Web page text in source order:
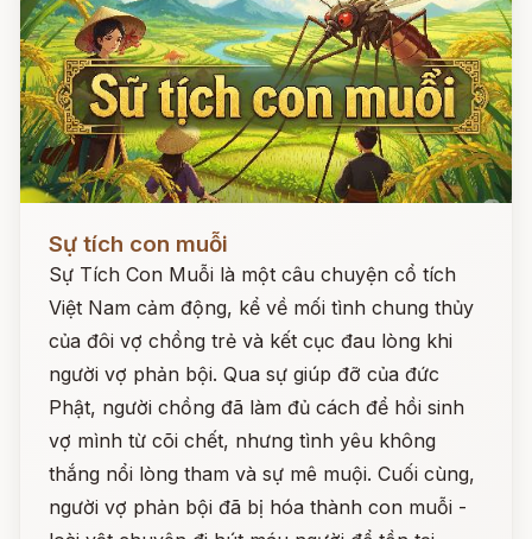
Sự tích con muỗi
Sự Tích Con Muỗi là một câu chuyện cổ tích
Việt Nam cảm động, kể về mối tình chung thủy
của đôi vợ chồng trẻ và kết cục đau lòng khi
người vợ phản bội. Qua sự giúp đỡ của đức
Phật, người chồng đã làm đủ cách để hồi sinh
vợ mình từ cõi chết, nhưng tình yêu không
thắng nổi lòng tham và sự mê muội. Cuối cùng,
người vợ phản bội đã bị hóa thành con muỗi -